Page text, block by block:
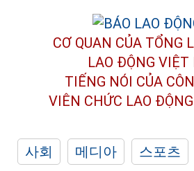
CƠ QUAN CỦA TỔNG
LAO ĐỘNG VIỆT
TIẾNG NÓI CỦA
VIÊN CHỨC LAO ĐỘNG
사회 메디아 스포츠